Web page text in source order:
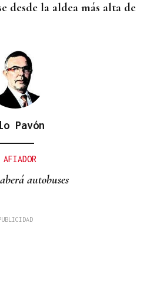
desde la aldea más alta de
Pavón
AFIADOR
autobuses